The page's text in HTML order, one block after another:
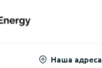
Наша адреса